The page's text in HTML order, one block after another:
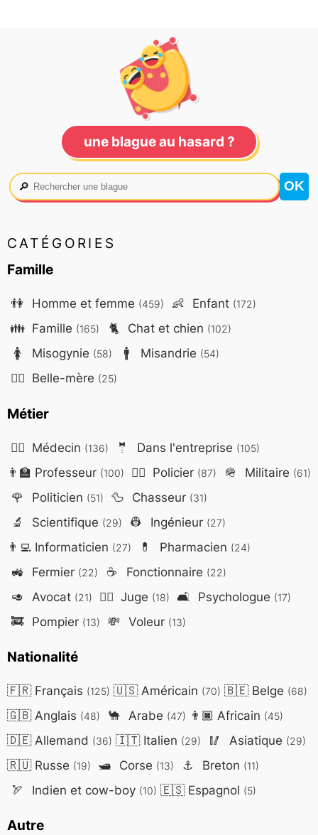
une blague au hasard ?
🔎
CATÉGORIES
Famille
👫 Homme et femme (459) 👶 Enfant (172)
👪 Famille (165) 🐈 Chat et chien (102)
🚺 Misogynie (58) 🚹 Misandrie (54)
🤷‍♀️ Belle-mère (25)
Métier
👨‍⚕️ Médecin (136) 🤵 Dans l'entreprise (105)
👨‍🏫 Professeur (100) 👮‍♂️ Policier (87) 🪖 Militaire (61)
🌹 Politicien (51) 🦆 Chasseur (31)
🔬 Scientifique (29) 👷 Ingénieur (27)
👨‍💻Informaticien (27) 💊 Pharmacien (24)
🚜 Fermier (22) ☕ Fonctionnaire (22)
🥑 Avocat (21) 👨‍⚖️ Juge (18) 🛋️ Psychologue (17)
🚒 Pompier (13) 💸 Voleur (13)
Nationalité
🇫🇷Français (125) 🇺🇸Américain (70) 🇧🇪Belge (68)
🇬🇧Anglais (48) 🐪 Arabe (47) 👨🏿 Africain (45)
🇩🇪Allemand (36) 🇮🇹Italien (29) 🥢 Asiatique (29)
🇷🇺Russe (19) 🛥️ Corse (13) ⚓ Breton (11)
🏹 Indien et cow-boy (10) 🇪🇸Espagnol (5)
Autre